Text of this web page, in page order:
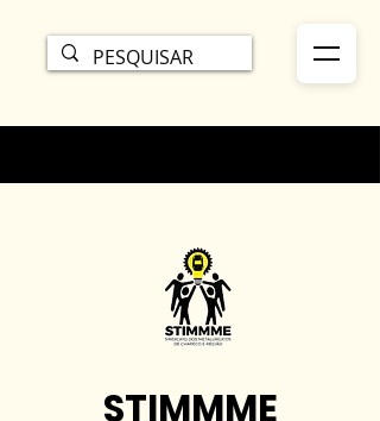
STIMMME